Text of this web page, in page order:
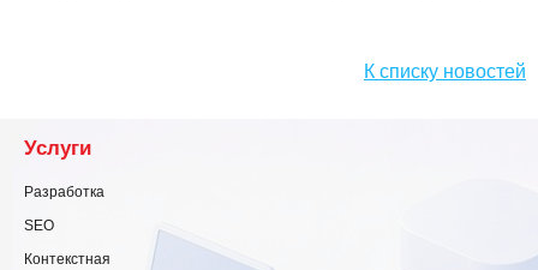
К списку новостей
Услуги
Разработка
SEO
Контекстная